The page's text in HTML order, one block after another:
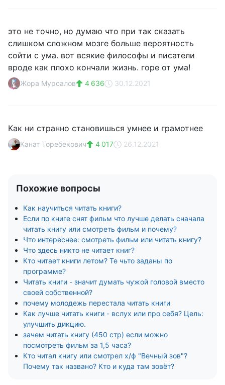
это не точно, но думаю что при так сказать
слишком сложном мозге больше вероятность
сойти с ума. вот всякие философы и писатели
вроде как плохо кончали жизнь. горе от ума!
Жора Мурсалов 4 636 30.12.2021
Как ни странно становишься умнее и грамотнее
Канат Торебекович 4 017 26.12.2021
Похожие вопросы
Как научиться читать книги?
Если по книге снят фильм что лучше делать сначала
читать книгу или смотреть фильм и почему?
Что интереснее: смотреть фильм или читать книгу?
Что здесь никто не читает книг?
Кто читает книги летом? Те чьто заданы по
программе?
Читать книги - значит думать чужой головой вместо
своей собственной?
почему молодежь перестала читать книги
Как лучше читать книги - вслух или про себя? Цель:
улучшить дикцию.
зачем читать книгу (450 стр) если можно
посмотреть фильм за 1,5 часа?
Кто читал книгу или смотрел х/ф "Вечный зов"?
Почему так названо? Кто и куда там зовёт?